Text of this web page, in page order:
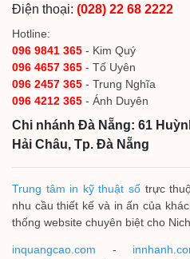
Điện thoại: (028) 22 68 2222
Hotline:
096 9841 365 - Kim Quý
096 4657 365 - Tố Uyên
096 2457 365 - Trung Nghĩa
096 4212 365 - Ánh Duyên
Chi nhánh Đà Nẵng: 61
Hải Châu, Tp. Đà Nẵng
Trung tâm in kỹ thuật sốtrực
nhu cầu thiết kế và in ấn của
thống website chuyên biệt cho
inquangcao.com -